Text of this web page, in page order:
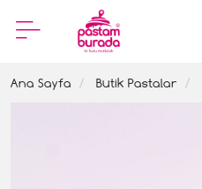
Ana Sayfa Butik Pastalar